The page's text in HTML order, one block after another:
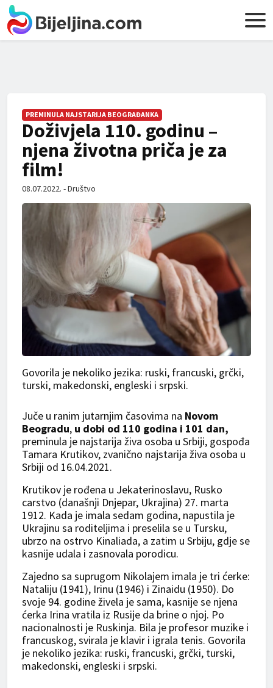
PREMINULA NAJSTARIJA BEOGRAĐANKA
Doživjela 110. godinu –
njena životna priča je za
film!
08.07.2022. - Društvo
Govorila je nekoliko jezika: ruski, francuski, grčki,
turski, makedonski, engleski i srpski.
Juče u ranim jutarnjim časovima na Novom
Beogradu, u dobi od 110 godina i 101 dan,
preminula je najstarija živa osoba u Srbiji, gospođa
Tamara Krutikov, zvanično najstarija živa osoba u
Srbiji od 16.04.2021.
Krutikov je rođena u Jekaterinoslavu, Rusko
carstvo (današnji Dnjepar, Ukrajina) 27. marta
1912. Kada je imala sedam godina, napustila je
Ukrajinu sa roditeljima i preselila se u Tursku,
ubrzo na ostrvo Kinaliada, a zatim u Srbiju, gdje se
kasnije udala i zasnovala porodicu.
Zajedno sa suprugom Nikolajem imala je tri ćerke:
Nataliju (1941), Irinu (1946) i Zinaidu (1950). Do
svoje 94. godine živela je sama, kasnije se njena
ćerka Irina vratila iz Rusije da brine o njoj. Po
nacionalnosti je Ruskinja. Bila je profesor muzike i
francuskog, svirala je klavir i igrala tenis. Govorila
je nekoliko jezika: ruski, francuski, grčki, turski,
makedonski, engleski i srpski.